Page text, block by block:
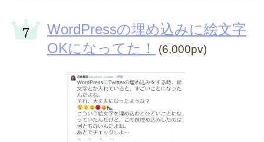
WordPressの埋め込みに絵文字
OKになってた！
(6,000pv)